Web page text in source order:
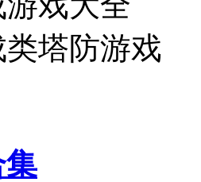
塔防游戏